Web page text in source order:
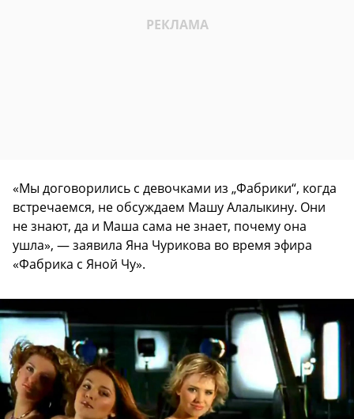
«Мы договорились с девочками из „Фабрики“, когда
встречаемся, не обсуждаем Машу Алалыкину. Они
не знают, да и Маша сама не знает, почему она
ушла», — заявила Яна Чурикова во время эфира
«Фабрика с Яной Чу».